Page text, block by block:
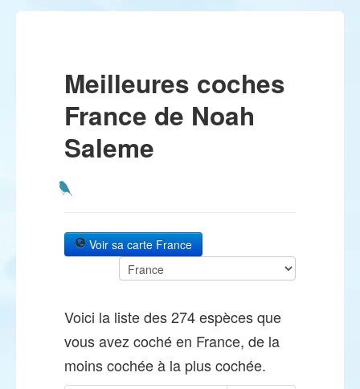
Meilleures coches
France de Noah
Saleme
Voir sa carte France
Voici la liste des 274 espèces que
vous avez coché en France, de la
moins cochée à la plus cochée.